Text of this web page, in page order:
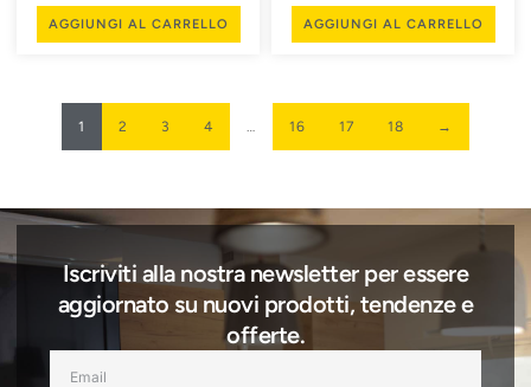
AGGIUNGI AL CARRELLO AGGIUNGI AL CARRELLO
1 2 3 4 … 16 17 18 →
Iscriviti alla nostra newsletter per essere
aggiornato su nuovi prodotti, tendenze e
offerte.